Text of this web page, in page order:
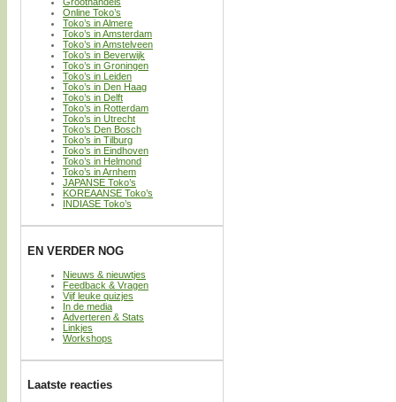
Online Toko’s
Toko’s in Almere
Toko’s in Amsterdam
Toko’s in Amstelveen
Toko’s in Beverwijk
Toko’s in Groningen
Toko’s in Leiden
Toko’s in Den Haag
Toko’s in Delft
Toko’s in Rotterdam
Toko’s in Utrecht
Toko’s Den Bosch
Toko’s in Tilburg
Toko’s in Eindhoven
Toko’s in Helmond
Toko’s in Arnhem
JAPANSE Toko’s
KOREAANSE Toko’s
INDIASE Toko’s
EN VERDER NOG
Nieuws & nieuwtjes
Feedback & Vragen
Vijf leuke quizjes
In de media
Adverteren & Stats
Linkjes
Workshops
Laatste reacties